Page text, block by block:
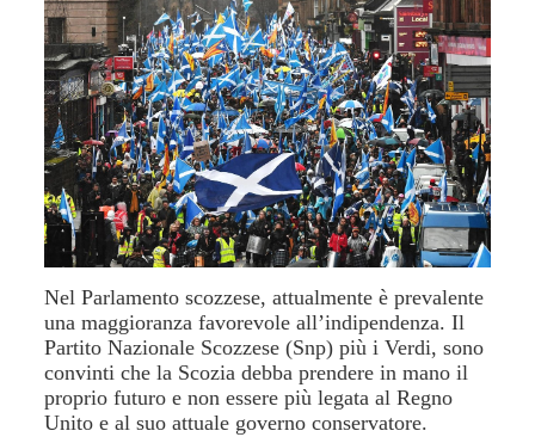
Nel Parlamento scozzese, attualmente è prevalente
una maggioranza favorevole all’indipendenza. Il
Partito Nazionale Scozzese (Snp) più i Verdi, sono
convinti che la Scozia debba prendere in mano il
proprio futuro e non essere più legata al Regno
Unito e al suo attuale governo conservatore.